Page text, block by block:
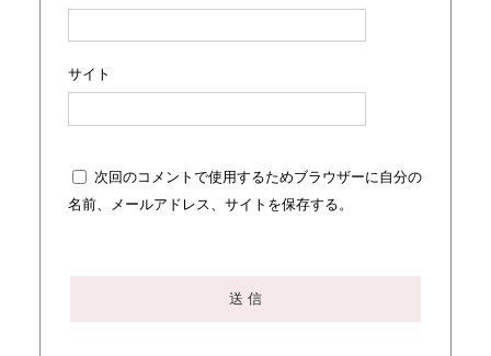
サイト
次回のコメントで使用するためブラウザーに自分の
名前、メールアドレス、サイトを保存する。